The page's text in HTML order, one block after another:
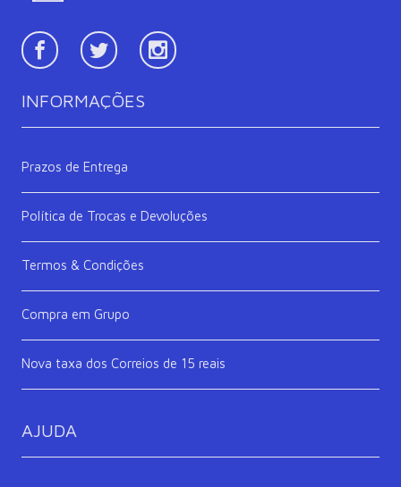
FacebookTWitterInstagram
INFORMAÇÕES
Prazos de Entrega
Política de Trocas e Devoluções
Termos & Condições
Compra em Grupo
Nova taxa dos Correios de 15 reais
AJUDA